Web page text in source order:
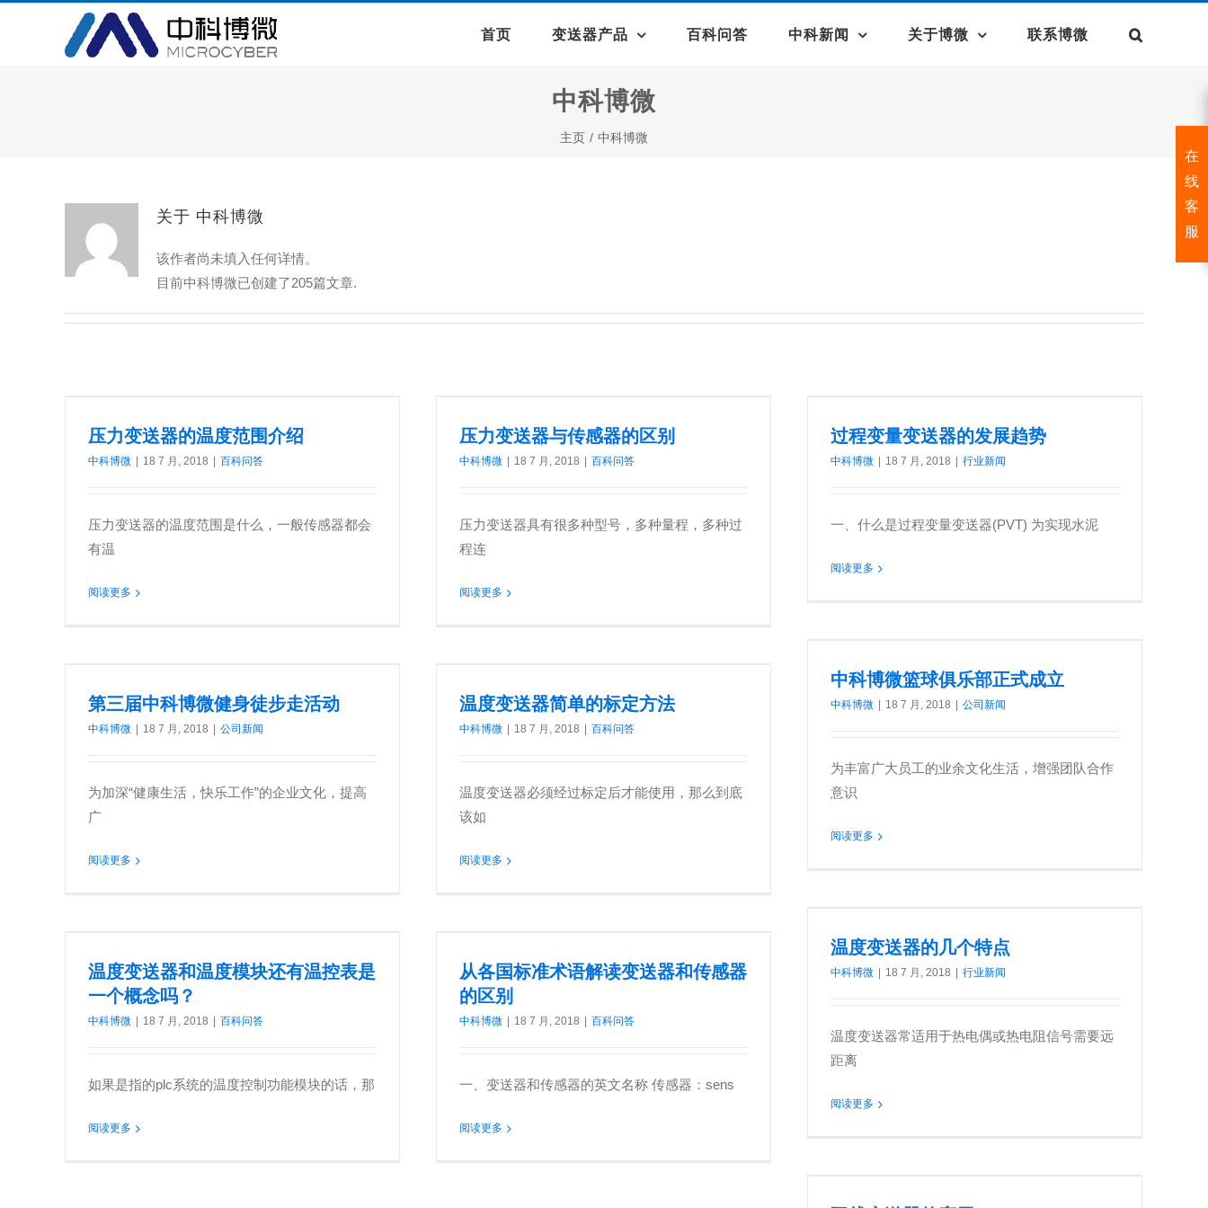
首页 变送器产品 百科问答 中科新闻 关于博微 联系博微
中科博微
主页 / 中科博微
关于 中科博微
该作者尚未填入任何详情。
目前中科博微已创建了205篇文章.
压力变送器的温度范围介绍
中科博微 18 7 月, 2018 百科问答
压力变送器的温度范围是什么，一般传感器都会
有温
阅读更多
压力变送器与传感器的区别
中科博微 18 7 月, 2018 百科问答
压力变送器具有很多种型号，多种量程，多种过
程连
阅读更多
过程变量变送器的发展趋势
中科博微 18 7 月, 2018 行业新闻
一、什么是过程变量变送器(PVT) 为实现水泥
阅读更多
中科博微篮球俱乐部正式成立
中科博微 18 7 月, 2018 公司新闻
为丰富广大员工的业余文化生活，增强团队合作
意识
阅读更多
第三届中科博微健身徒步走活动
中科博微 18 7 月, 2018 公司新闻
为加深“健康生活，快乐工作”的企业文化，提高
广
阅读更多
温度变送器简单的标定方法
中科博微 18 7 月, 2018 百科问答
温度变送器必须经过标定后才能使用，那么到底
该如
阅读更多
温度变送器的几个特点
中科博微 18 7 月, 2018 行业新闻
温度变送器常适用于热电偶或热电阻信号需要远
距离
阅读更多
温度变送器和温度模块还有温控表是
一个概念吗？
中科博微 18 7 月, 2018 百科问答
如果是指的plc系统的温度控制功能模块的话，那
阅读更多
从各国标准术语解读变送器和传感器
的区别
中科博微 18 7 月, 2018 百科问答
一、变送器和传感器的英文名称 传感器：sens
阅读更多
在
线
客
服